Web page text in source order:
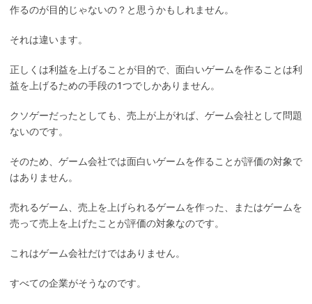
作るのが目的じゃないの？と思うかもしれません。
それは違います。
正しくは利益を上げることが目的で、面白いゲームを作ることは利
益を上げるための手段の1つでしかありません。
クソゲーだったとしても、売上が上がれば、ゲーム会社として問題
ないのです。
そのため、ゲーム会社では面白いゲームを作ることが評価の対象で
はありません。
売れるゲーム、売上を上げられるゲームを作った、またはゲームを
売って売上を上げたことが評価の対象なのです。
これはゲーム会社だけではありません。
すべての企業がそうなのです。